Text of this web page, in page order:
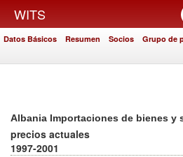
WITS
Datos Básicos Resumen Socios Grupo de
Albania Importaciones de bienes y
precios actuales
1997-2001